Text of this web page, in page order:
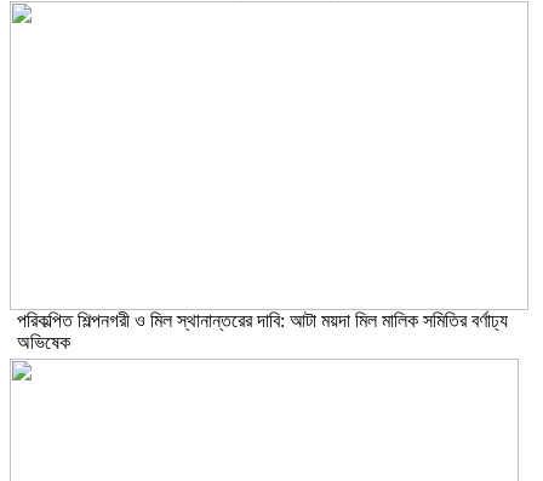
পরিকল্পিত শিল্পনগরী ও মিল স্থানান্তরের দাবি: আটা ময়দা মিল মালিক সমিতির বর্ণাঢ্য
অভিষেক